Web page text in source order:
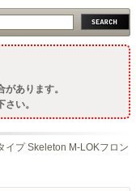
あります。
い。
イプ Skeleton M-LOKフロン